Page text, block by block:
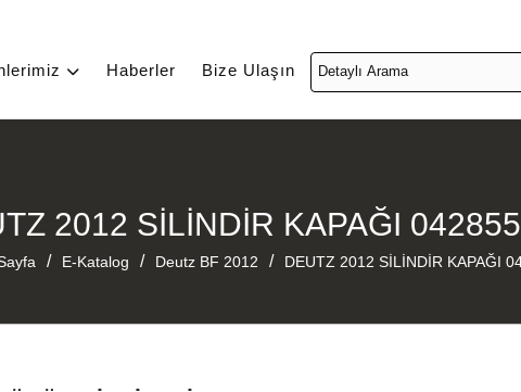
Haberler Bize Ulaşın
2012 SİLİNDİR KAPAĞI
/ E-Katalog / Deutz BF 2012 / DEUTZ 2012 SİLİNDİR KAPAĞI